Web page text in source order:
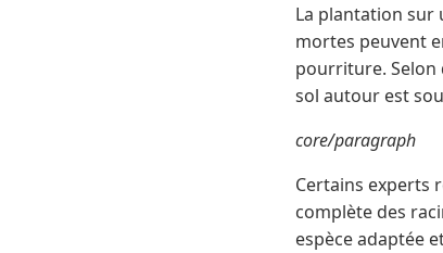
La plantation sur
mortes peuvent
pourriture. Selon
sol autour est
core/paragraph
Certains experts
complète des
espèce adaptée